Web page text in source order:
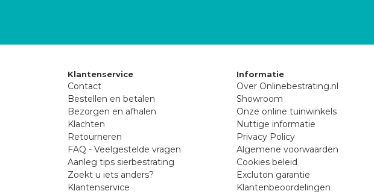
Klantenservice
Contact
Bestellen en betalen
Bezorgen en afhalen
Klachten
Retourneren
FAQ - Veelgestelde vragen
Aanleg tips sierbestrating
Zoekt u iets anders?
Klantenservice
Informatie
Over Onlinebestrating.nl
Showroom
Onze online tuinwinkels
Nuttige informatie
Privacy Policy
Algemene voorwaarden
Cookies beleid
Excluton garantie
Klantenbeoordelingen